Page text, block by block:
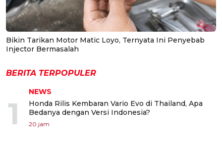
Bikin Tarikan Motor Matic Loyo, Ternyata Ini Penyebab
Injector Bermasalah
BERITA TERPOPULER
1
NEWS
Honda Rilis Kembaran Vario Evo di Thailand, Apa
Bedanya dengan Versi Indonesia?
20 jam